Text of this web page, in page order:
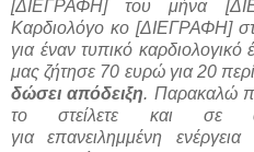
[ΔΙΕΓΡΑΦΗ] του μήνα
Καρδιολόγο κο [ΔΙΕΓΡΑΦΗ]
για έναν τυπικό
μας ζήτησε 70 ευρώ για 20
δώσει απόδειξη. Παρακαλώ
το στείλετε και σε
για επανειλημμένη